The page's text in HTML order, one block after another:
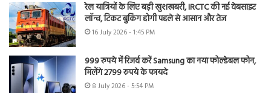
रेल यात्रियों के लिए बड़ी खुशखबरी, IRCTC की नई वेबसाइट
लॉन्च, टिकट बुकिंग होगी पहले से आसान और तेज
16 July 2026 - 1:45 PM
999 रुपये में रिजर्व करें Samsung का नया फोल्डेबल फोन,
मिलेंगे 2799 रुपये के फायदे
8 July 2026 - 5:54 PM